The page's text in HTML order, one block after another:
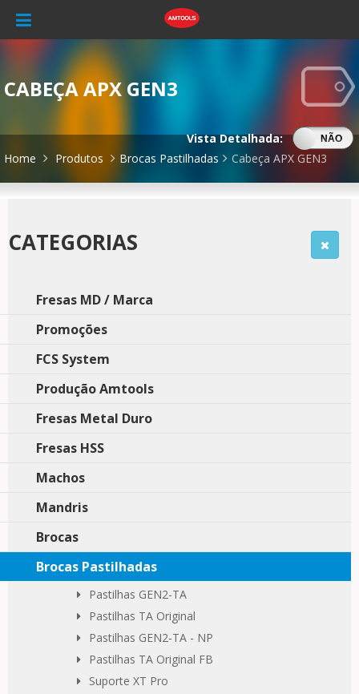
CABEÇA APX GEN3
Vista Detalhada:
SIM NÃO
Home Produtos Brocas Pastilhadas Cabeça APX GEN3
CATEGORIAS
Fresas MD / Marca
Promoções
FCS System
Produção Amtools
Fresas Metal Duro
Fresas HSS
Machos
Mandris
Brocas
Brocas Pastilhadas
Pastilhas GEN2-TA
Pastilhas TA Original
Pastilhas GEN2-TA - NP
Pastilhas TA Original FB
Suporte XT Pro